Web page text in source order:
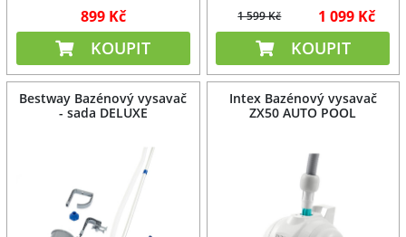
899 Kč
KOUPIT
1 599 Kč
1 099 Kč
KOUPIT
Bestway Bazénový vysavač
- sada DELUXE
Intex Bazénový vysavač
ZX50 AUTO POOL